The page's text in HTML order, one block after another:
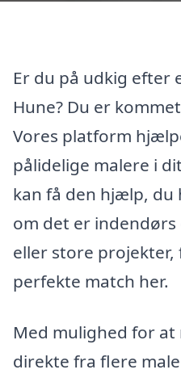
Er du på udkig efter
Hune? Du er
Vores platform
pålidelige malere i
kan få den hjælp, du
om det er
eller store
perfekte match her.
Med mulighed for
direkte fra flere